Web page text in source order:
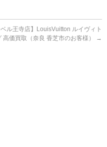
ル王寺店】LouisVuitton ルイヴィト
高価買取（奈良 香芝市のお客様）
→